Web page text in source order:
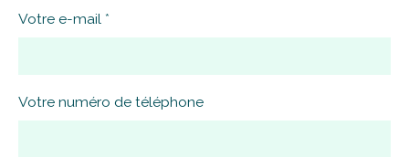
Votre e-mail
Votre numéro de téléphone